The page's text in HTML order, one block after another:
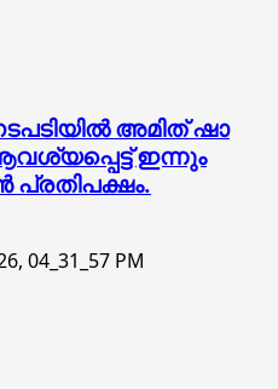
അമിത് ഷാ
ഇന്നും
പ്രതിപക്ഷം.